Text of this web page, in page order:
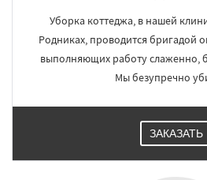
Уборка коттеджа, в нашей
Родниках, проводится бригадой
выполняющих работу слаженно,
Мы безупречно
ЗАКАЗАТЬ